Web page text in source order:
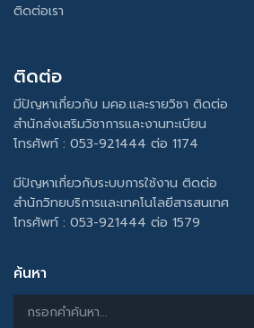
ติดต่อเรา
ติดต่อ
มีปัญหาเกี่ยวกับ มคอ.และรายวิชา ติดต่อ
สำนักส่งเสริมวิชาการและงานทะเบียน
โทรศัพท์ : 053-921444 ต่อ 1174
มีปัญหาเกี่ยวกับระบบการใช้งาน ติดต่อ
สำนักวิทยบริการและเทคโนโลยีสารสนเทศ
โทรศัพท์ : 053-921444 ต่อ 1579
ค้นหา